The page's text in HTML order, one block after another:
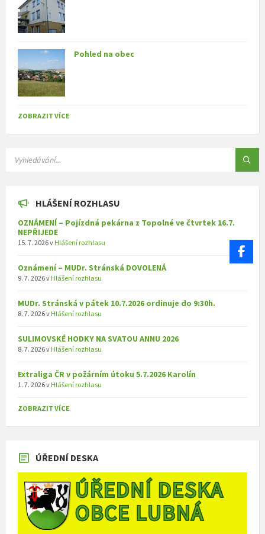
Pohled na obec
ZOBRAZIT VÍCE
HLÁŠENÍ ROZHLASU
OZNÁMENÍ – Pojízdná pekárna z Topolné ve čtvrtek 16.7.
NEPŘIJEDE
15. 7. 2026v Hlášení rozhlasu
Oznámení – MUDr. Stránská DOVOLENÁ
9. 7. 2026v Hlášení rozhlasu
MUDr. Stránská v pátek 10.7.2026 ordinuje do 9:30h.
8. 7. 2026v Hlášení rozhlasu
SULIMOVSKÉ HODKY NA SVATOU ANNU 2026
8. 7. 2026v Hlášení rozhlasu
Extraliga ČR v požárním útoku 5.7.2026 Karolín
1. 7. 2026v Hlášení rozhlasu
ZOBRAZIT VÍCE
ÚŘEDNÍ DESKA